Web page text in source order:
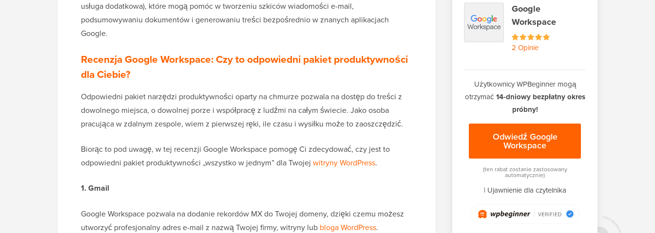
usługa dodatkowa), które mogą pomóc w tworzeniu szkiców wiadomości e-mail,
podsumowywaniu dokumentów i generowaniu treści bezpośrednio w znanych aplikacjach
Google.
Recenzja Google Workspace: Czy to odpowiedni pakiet produktywności
dla Ciebie?
Odpowiedni pakiet narzędzi produktywności oparty na chmurze pozwala na dostęp do treści z
dowolnego miejsca, o dowolnej porze i współpracę z ludźmi na całym świecie. Jako osoba
pracująca w zdalnym zespole, wiem z pierwszej ręki, ile czasu i wysiłku może to zaoszczędzić.
Biorąc to pod uwagę, w tej recenzji Google Workspace pomogę Ci zdecydować, czy jest to
odpowiedni pakiet produktywności „wszystko w jednym” dla Twojej witryny WordPress.
1. Gmail
Google Workspace pozwala na dodanie rekordów MX do Twojej domeny, dzięki czemu możesz
utworzyć profesjonalny adres e-mail z nazwą Twojej firmy, witryny lub bloga WordPress.
Google
Workspace
2 Opinie
Użytkownicy WPBeginner mogą
otrzymać 14-dniowy bezpłatny okres
próbny!
Odwiedź Google
Workspace
(ten rabat zostanie zastosowany
automatycznie)
| Ujawnienie dla czytelnika